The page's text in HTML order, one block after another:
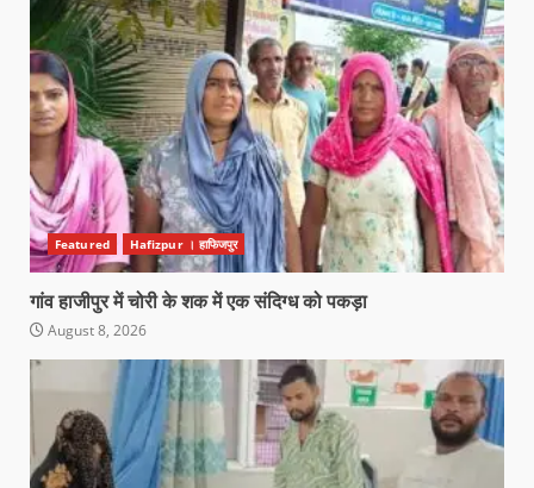
Featured Hafizpur । हाफिजपुर
गांव हाजीपुर में चोरी के शक में एक संदिग्ध को पकड़ा
August 8, 2026